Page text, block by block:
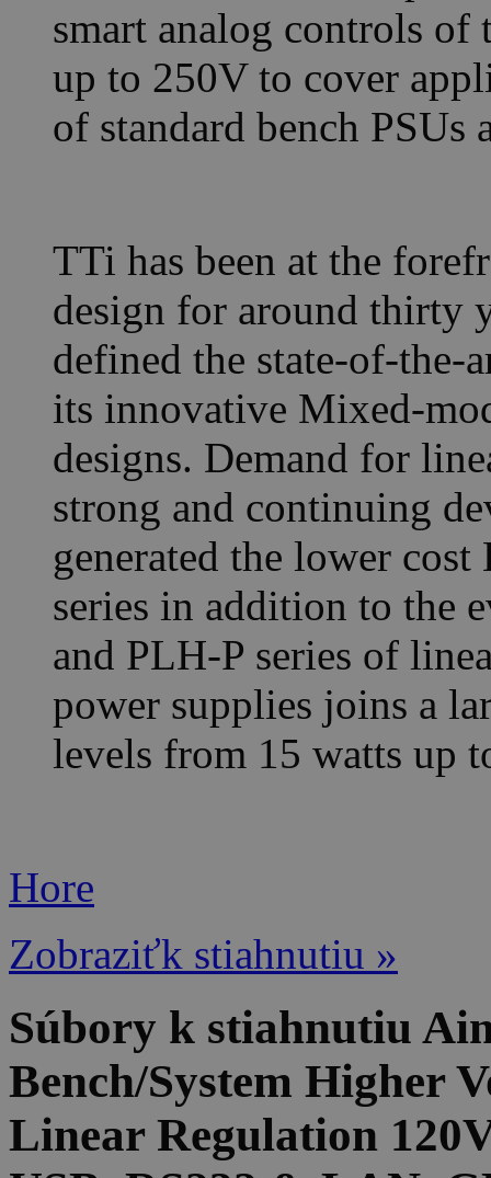
smart analog controls of
up to 250V to cover
of standard bench PSUs
TTi has been at the
design for around thirty
defined the state-of-
its innovative Mixed-
designs. Demand for
strong and continuing
generated the lower
series in addition to the
and PLH-P series of
power supplies joins a
levels from 15 watts up
Hore
Zobraziťk stiahnutiu »
Súbory k stiahnutiu
Bench/System Higher
Linear Regulation